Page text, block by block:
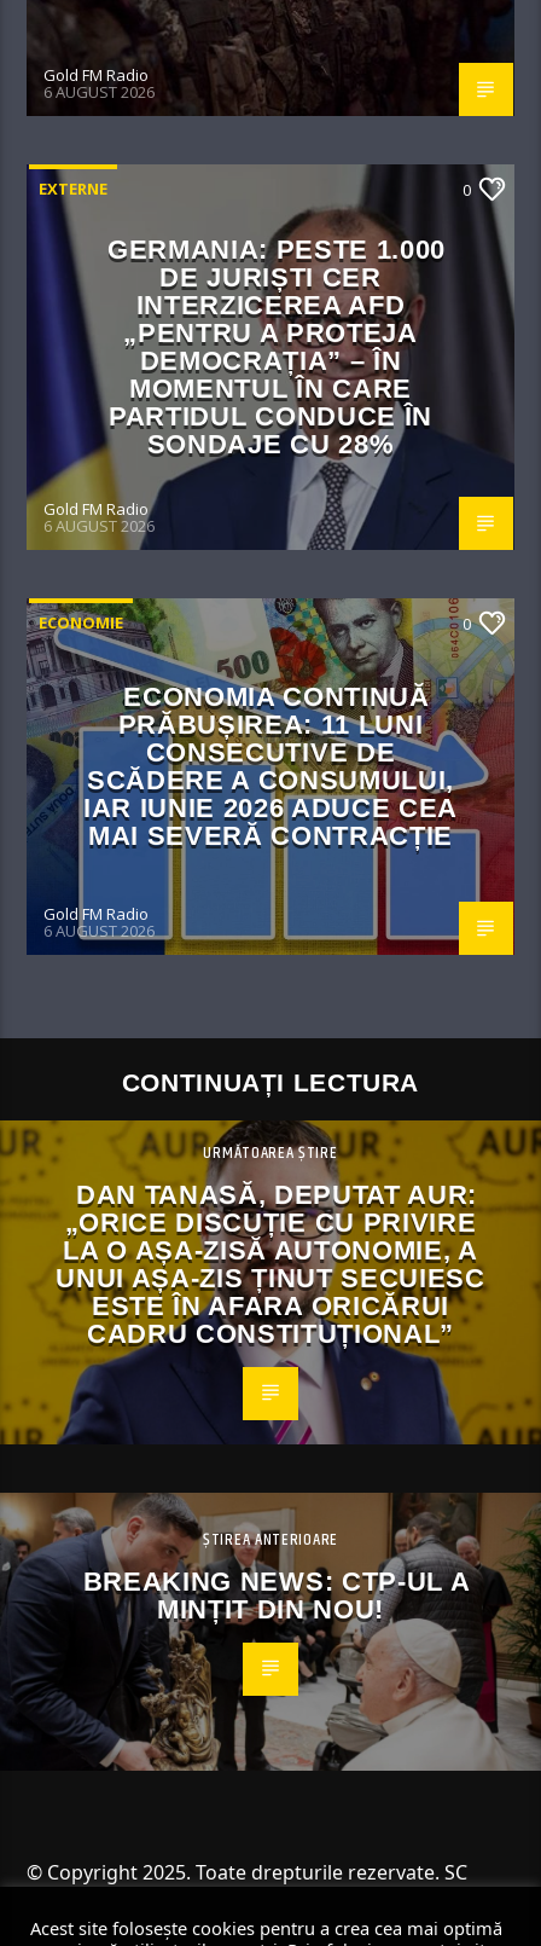
Gold FM Radio
6 AUGUST 2026
EXTERNE 0
GERMANIA: PESTE 1.000
DE JURIȘTI CER
INTERZICEREA AFD
„PENTRU A PROTEJA
DEMOCRAȚIA” – ÎN
MOMENTUL ÎN CARE
PARTIDUL CONDUCE ÎN
SONDAJE CU 28%
Gold FM Radio
6 AUGUST 2026
ECONOMIE 0
ECONOMIA CONTINUĂ
PRĂBUȘIREA: 11 LUNI
CONSECUTIVE DE
SCĂDERE A CONSUMULUI,
IAR IUNIE 2026 ADUCE CEA
MAI SEVERĂ CONTRACȚIE
Gold FM Radio
6 AUGUST 2026
CONTINUAȚI LECTURA
URMĂTOAREA ȘTIRE
DAN TANASĂ, DEPUTAT AUR:
„ORICE DISCUȚIE CU PRIVIRE
LA O AȘA-ZISĂ AUTONOMIE, A
UNUI AȘA-ZIS ȚINUT SECUIESC
ESTE ÎN AFARA ORICĂRUI
CADRU CONSTITUȚIONAL”
ȘTIREA ANTERIOARE
BREAKING NEWS: CTP-UL A
MINȚIT DIN NOU!
© Copyright 2025. Toate drepturile rezervate. SC
Acest site folosește cookies pentru a crea cea mai optimă